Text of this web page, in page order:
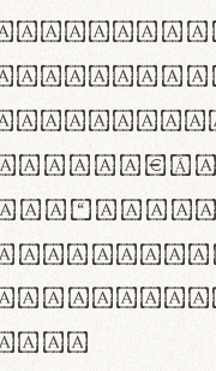
cl d cj
dbqp